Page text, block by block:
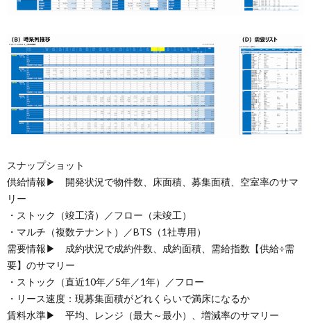
スナップショット
供給情報▶ 開発状況で物件数、床面積、募集面積、空室率のサマ
リー
・ストック（竣工済）／フロー（未竣工）
・マルチ（複数テナント）／BTS（1社専用）
需要情報▶ 成約状況で成約件数、成約面積、需給指数【供給÷需
要】のサマリー
・ストック（直近10年／5年／1年）／フロー
・リース速度：現募集面積がどれくらいで満床になるか
賃料水準▶ 平均、レンジ（最大～最小）、増減率のサマリー